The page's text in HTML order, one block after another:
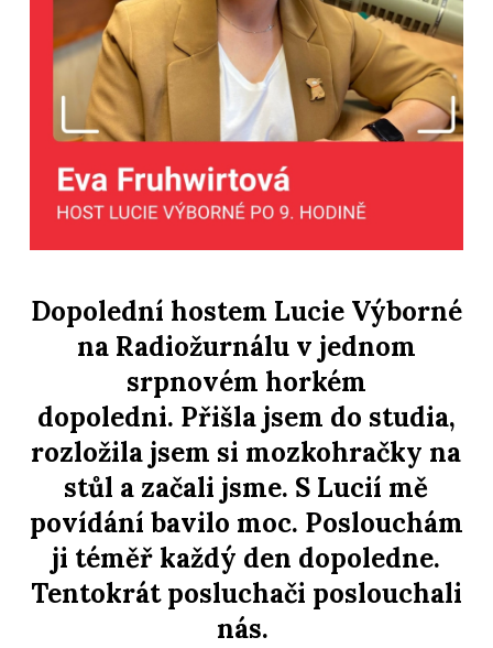
Dopolední hostem Lucie Výborné
na Radiožurnálu v jednom
srpnovém horkém
dopoledni. Přišla jsem do studia,
rozložila jsem si mozkohračky na
stůl a začali jsme. S Lucií mě
povídání bavilo moc. Poslouchám
ji téměř každý den dopoledne.
Tentokrát posluchači poslouchali
nás.